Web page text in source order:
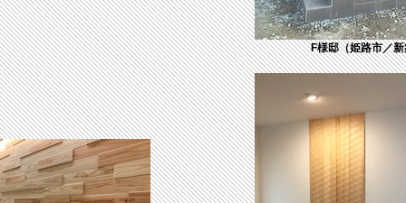
F様邸（姫路市／新